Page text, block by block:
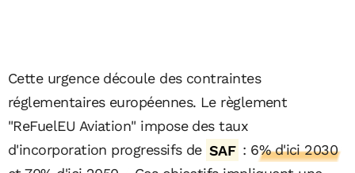
Cette urgence découle des contraintes
réglementaires européennes. Le règlement
"ReFuelEU Aviation" impose des taux
d'incorporation progressifs de SAF : 6% d'ici 2030